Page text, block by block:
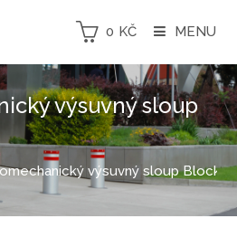
0 KČ MENU
výsuvný sloup
výsuvný sloup Block